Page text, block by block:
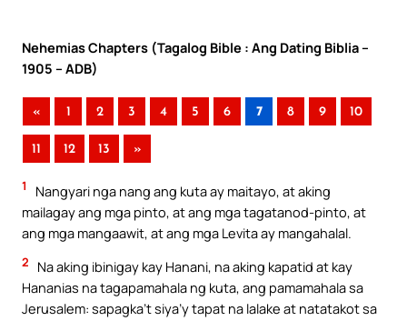
Nehemias Chapters (Tagalog Bible : Ang Dating Biblia –
1905 – ADB)
« 1 2 3 4 5 6 7 8 9 10
11 12 13 »
1
Nangyari nga nang ang kuta ay maitayo, at aking
mailagay ang mga pinto, at ang mga tagatanod-pinto, at
ang mga mangaawit, at ang mga Levita ay mangahalal.
2
Na aking ibinigay kay Hanani, na aking kapatid at kay
Hananias na tagapamahala ng kuta, ang pamamahala sa
Jerusalem: sapagka’t siya’y tapat na lalake at natatakot sa